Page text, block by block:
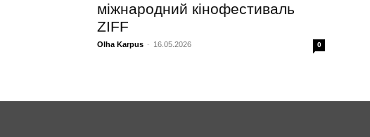
міжнародний кінофестиваль
ZIFF
Olha Karpus - 16.05.2026 0